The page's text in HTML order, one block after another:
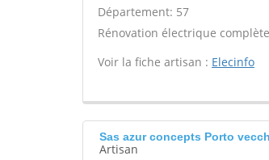
Département: 57
Rénovation électrique
Voir la fiche artisan : Elecinfo
Sas azur concepts Porto
Artisan